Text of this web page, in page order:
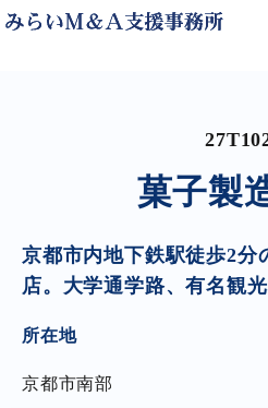
菓子製
京都市内地下鉄駅徒歩2分
店。大学通学路、有名観
所在地
京都市南部